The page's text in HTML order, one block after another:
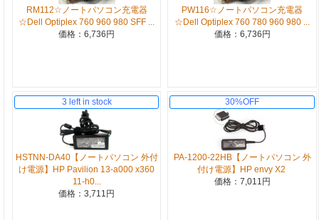
RM112☆ノートパソコン充電器
☆Dell Optiplex 760 960 980 SFF ...
価格：6,736円
PW116☆ノートパソコン充電器
☆Dell Optiplex 760 780 960 980 ...
価格：6,736円
3 left in stock
HSTNN-DA40【ノートパソコン 外付
け電源】HP Pavilion 13-a000 x360
11-h0...
価格：3,711円
30%OFF
PA-1200-22HB【ノートパソコン 外
付け電源】HP envy X2
価格：7,011円